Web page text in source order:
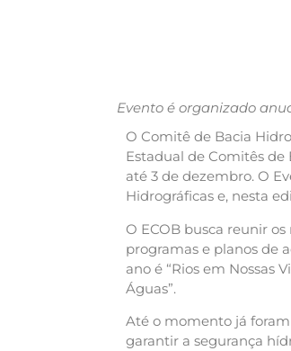
Evento é organizado
O Comitê de Bacia
Estadual de Comitês de
até 3 de dezembro. O
Hidrográficas e, nesta
O ECOB busca reunir
programas e planos de
ano é “Rios em Nossas
Águas”.
Até o momento já
garantir a segurança